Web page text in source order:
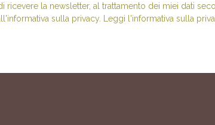
ricevere la newsletter, al trattamento dei miei dati
sulla privacy. Leggi l'informativa sulla